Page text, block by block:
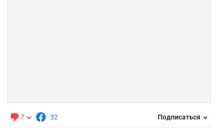
7 32 Подписаться